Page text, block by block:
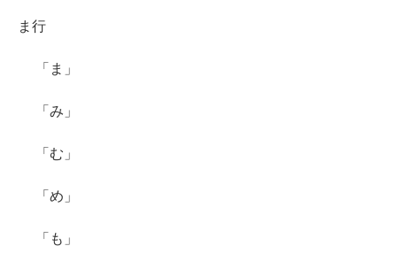
ま行
「ま」
「み」
「む」
「め」
「も」